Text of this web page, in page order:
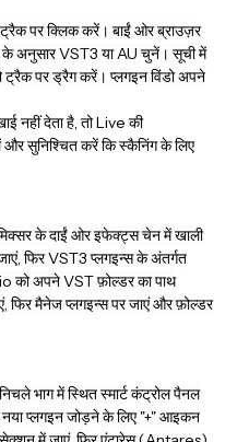
पर क्लिक करें। बाईं ओर ब्राउज़र
अनुसार VST3 या AU चुनें। सूची में
पर ड्रैग करें। प्लगइन विंडो अपने
नहीं देता है, तो Live की
और सुनिश्चित करें कि स्कैनिंग के लिए
के दाईं ओर इफेक्ट्स चेन में खाली
फिर VST3 प्लगइन्स के अंतर्गत
को अपने VST फ़ोल्डर का पाथ
फिर मैनेज प्लगइन्स पर जाएं और फ़ोल्डर
भाग में स्थित स्मार्ट कंट्रोल पैनल
प्लगइन जोड़ने के लिए "+" आइकन